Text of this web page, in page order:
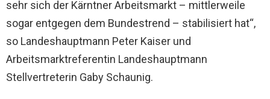
sehr sich der Kärntner Arbeitsmarkt – mittlerweile
sogar entgegen dem Bundestrend – stabilisiert hat“,
so Landeshauptmann Peter Kaiser und
Arbeitsmarktreferentin Landeshauptmann
Stellvertreterin Gaby Schaunig.